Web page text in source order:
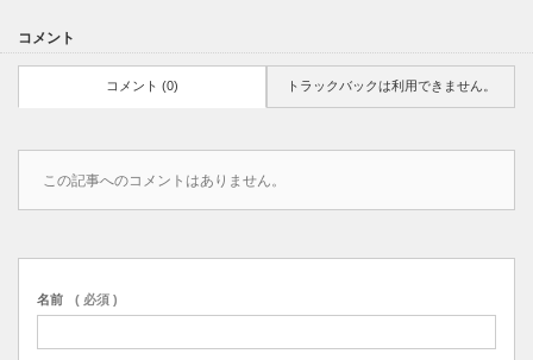
コメント
コメント (0) トラックバックは利用できません。
この記事へのコメントはありません。
名前 ( 必須 )